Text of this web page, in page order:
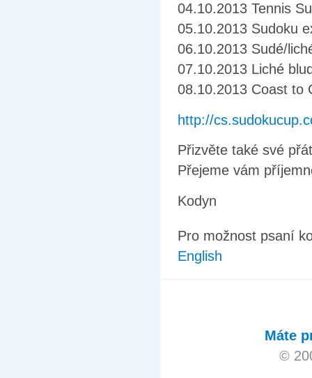
04.10.2013 Tennis
05.10.2013 Sudoku
06.10.2013 Sudé/
07.10.2013 Liché
08.10.2013 Coast to
http://
Přizvěte také své
Přejeme vám
Kodyn
Pro možnost psaní
English
Máte
©